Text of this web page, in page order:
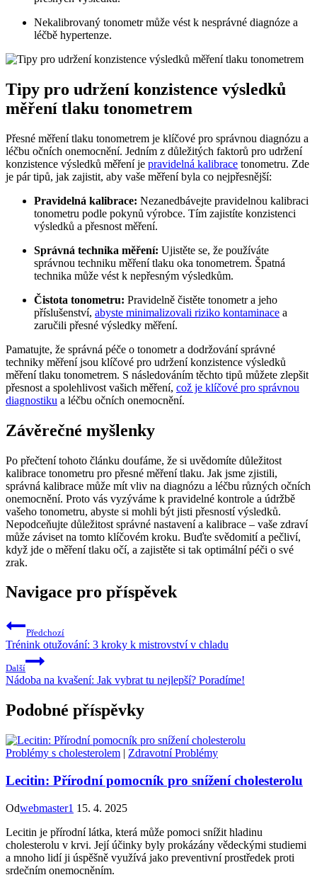
Nekalibrovaný tonometr může vést k nesprávné diagnóze a
léčbě hypertenze.
Tipy pro udržení konzistence výsledků
měření tlaku tonometrem
Přesné měření tlaku tonometrem je klíčové pro správnou diagnózu a
léčbu očních onemocnění. Jedním z důležitých faktorů pro udržení
konzistence výsledků měření je pravidelná kalibrace tonometru. Zde
je pár tipů, jak zajistit, aby vaše měření byla co nejpřesnější:
Pravidelná kalibrace: Nezanedbávejte pravidelnou kalibraci
tonometru podle pokynů výrobce. Tím zajistíte konzistenci
výsledků a přesnost měření.
Správná technika měření: Ujistěte se, že používáte
správnou techniku měření tlaku oka tonometrem. Špatná
technika může vést k nepřesným výsledkům.
Čistota tonometru: Pravidelně čistěte tonometr a jeho
příslušenství, abyste minimalizovali riziko kontaminace a
zaručili přesné výsledky měření.
Pamatujte, že správná péče o tonometr a dodržování správné
techniky měření jsou klíčové pro udržení konzistence výsledků
měření tlaku tonometrem. S následováním těchto tipů můžete zlepšit
přesnost a spolehlivost vašich měření, což je klíčové pro správnou
diagnostiku a léčbu očních onemocnění.
Závěrečné myšlenky
Po přečtení tohoto článku doufáme, že si uvědomíte důležitost
kalibrace tonometru pro přesné měření tlaku. Jak jsme zjistili,
správná kalibrace může mít vliv na diagnózu a léčbu různých očních
onemocnění. Proto vás vyzýváme k pravidelné kontrole a údržbě
vašeho tonometru, abyste si mohli být jisti přesností výsledků.
Nepodceňujte důležitost správné nastavení a kalibrace – vaše zdraví
může záviset na tomto klíčovém kroku. Buďte svědomití a pečliví,
když jde o měření tlaku očí, a zajistěte si tak optimální péči o své
zrak.
Navigace pro příspěvek
Předchozí
Trénink otužování: 3 kroky k mistrovství v chladu
Další
Nádoba na kvašení: Jak vybrat tu nejlepší? Poradíme!
Podobné příspěvky
Problémy s cholesterolem | Zdravotní Problémy
Lecitin: Přírodní pomocník pro snížení cholesterolu
Odwebmaster1 15. 4. 2025
Lecitin je přírodní látka, která může pomoci snížit hladinu
cholesterolu v krvi. Její účinky byly prokázány vědeckými studiemi
a mnoho lidí ji úspěšně využívá jako preventivní prostředek proti
srdečním onemocněním.